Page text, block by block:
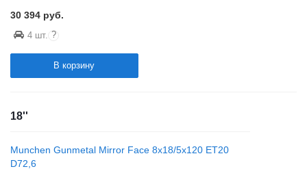
30 394 руб.
4 шт. ?
В корзину
18''
Munchen Gunmetal Mirror Face 8x18/5x120 ET20
D72,6